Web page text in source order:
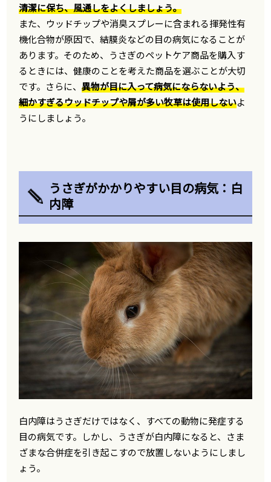
清潔に保ち、風通しをよくしましょう。
また、ウッドチップや消臭スプレーに含まれる揮発性有
機化合物が原因で、結膜炎などの目の病気になることが
あります。そのため、うさぎのペットケア商品を購入す
るときには、健康のことを考えた商品を選ぶことが大切
です。さらに、異物が目に入って病気にならないよう、
細かすぎるウッドチップや屑が多い牧草は使用しないよ
うにしましょう。
うさぎがかかりやすい目の病気：白
内障
白内障はうさぎだけではなく、すべての動物に発症する
目の病気です。しかし、うさぎが白内障になると、さま
ざまな合併症を引き起こすので放置しないようにしまし
ょう。